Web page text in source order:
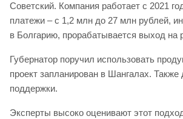
Советский. Компания работает с 2021
платежи – с 1,2 млн до 27 млн рублей,
в Болгарию, прорабатывается выход на
Губернатор поручил использовать
проект запланирован в Шангалах.
поддержки.
Эксперты высоко оценивают этот